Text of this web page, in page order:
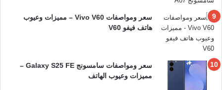
سعر ومواصفات Vivo V60 – مميزات وعيوب
هاتف فيفو V60
سعر ومواصفات سامسونج Galaxy S25 FE –
مميزات وعيوب الهاتف